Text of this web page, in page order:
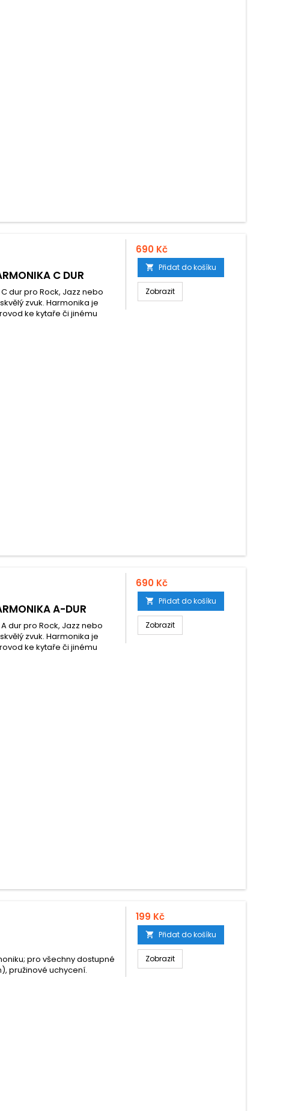
C DUR
dur pro Rock, Jazz nebo
zvuk. Harmonika je
ke kytaře či jinému
690 Kč
 Přidat do košíku
Zobrazit
A-DUR
dur pro Rock, Jazz nebo
zvuk. Harmonika je
ke kytaře či jinému
690 Kč
 Přidat do košíku
Zobrazit
pro všechny dostupné
pružinové uchycení.
199 Kč
 Přidat do košíku
Zobrazit